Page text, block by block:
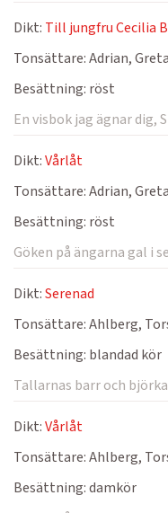
Dikt: Till jungfru Cecilia
Tonsättare:Adrian, Greta
Besättning: röst
En visbok jag ägnar dig,
Dikt:Vårlåt
Tonsättare:Adrian, Greta
Besättning: röst
Göken på ängarna gal i
Dikt:Serenad
Tonsättare:Ahlberg,
Besättning: blandad kör
Tallarnas barr och
Dikt:Vårlåt
Tonsättare:Ahlberg,
Besättning:damkör